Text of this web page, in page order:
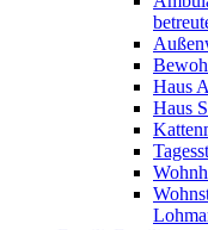
Haus
Haus